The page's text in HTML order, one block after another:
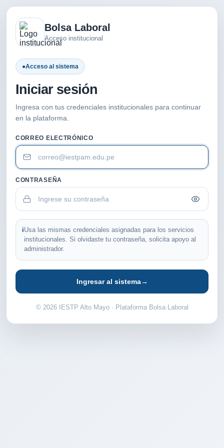
Bolsa Laboral
Acceso institucional
●Acceso al sistema
Iniciar sesión
Ingresa con tus credenciales institucionales para continuar
en la plataforma.
CORREO ELECTRÓNICO
CONTRASEÑA
iUsa las mismas credenciales asignadas para los servicios
institucionales. Si olvidaste tu contraseña, solicita apoyo al
administrador.
Ingresar al sistema→
© 2026 IESTP Alto Mayo · Plataforma Bolsa Laboral